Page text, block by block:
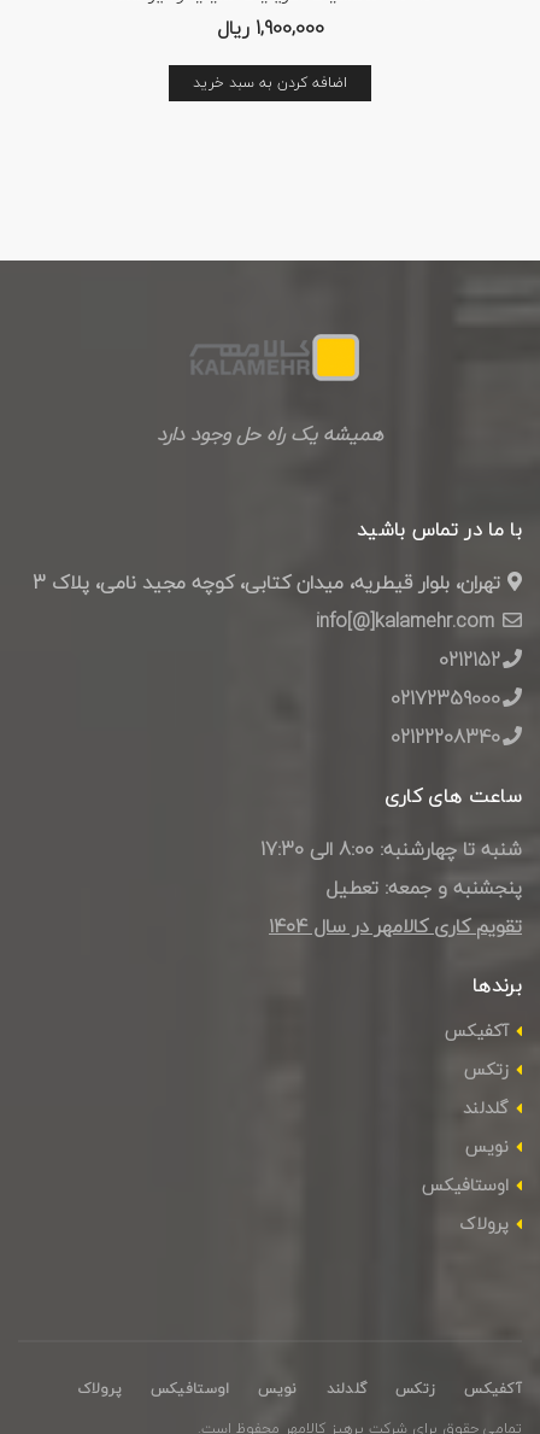
1,900,000 ریال
اضافه کردن به سبد خرید
همیشه یک راه حل وجود دارد
با ما در تماس باشید
تهران، بلوار قیطریه، میدان کتابی، کوچه مجید نامی، پلاک 3
0212152
02172359000
02122208340
ساعت های کاری
شنبه تا چهارشنبه: 8:00 الی 17:30
پنجشنبه و جمعه: تعطیل
تقویم کاری کالامهر در سال ۱۴۰4
برندها
آکفیکس
زتکس
گلدلند
نویس
اوستافیکس
پرولاک
آکفیکس زتکس گلدلند نویس اوستافیکس
پرولاک
تمامی حقوق برای شرکت پرهیز کالامهر محفوظ است.